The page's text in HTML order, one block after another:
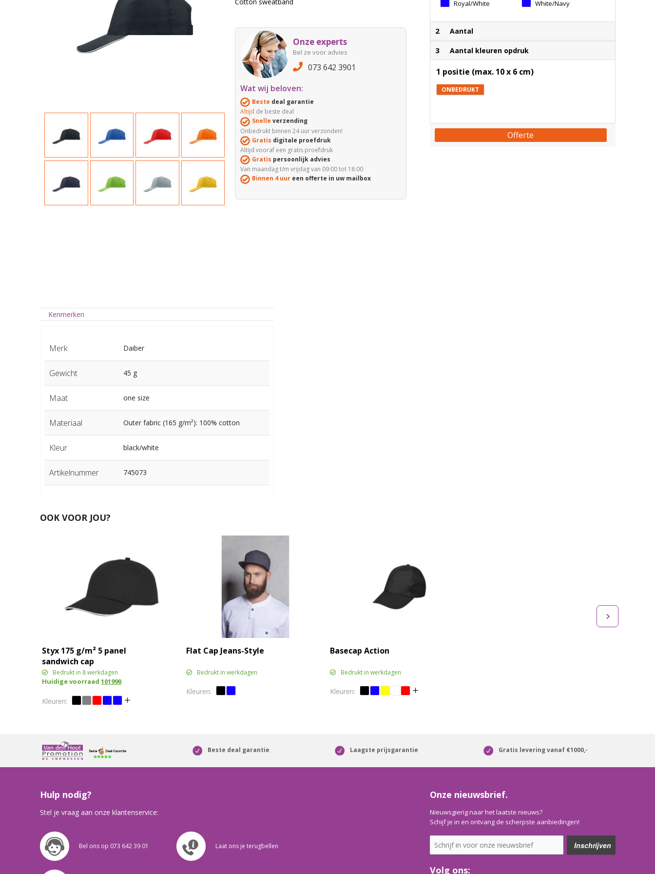
Onze experts
Bel ze voor advies
073 642 3901
Wat wij beloven:
Beste deal garantie
Altijd de beste deal
Snelle verzending
Onbedrukt binnen 24 uur verzonden!
Gratis digitale proefdruk
Altijd vooraf een gratis proefdruk
Gratis persoonlijk advies
Van maandag t/m vrijdag van 09:00 tot 18:00
Binnen 4 uureen offerte in uw mailbox
Royal/white
White/navy
2 Aantal
3 Aantal kleuren opdruk
1 positie (max. 10 x 6 cm)
ONBEDRUKT
Offerte
Kenmerken
Merk Daiber
Gewicht 45 g
Maat one size
Materiaal Outer fabric (165 g/m²): 100% cotton
Kleur black/white
Artikelnummer 745073
OOK VOOR JOU?
Styx 175 g/m² 5 panel
sandwich cap
Bedrukt in 8 werkdagen
Huidige voorraad101990
Flat Cap Jeans-Style
Bedrukt in werkdagen
Basecap Action
Bedrukt in werkdagen
Beste deal garantie Laagste prijsgarantie Gratis levering vanaf €1000,-
Hulp nodig?
Stel je vraag aan onze klantenservice:
Bel ons op 073 642 39 01 Laat ons je terugbellen
Onze nieuwsbrief.
Nieuwsgierig naar het laatste nieuws?
Schijf je in en ontvang de scherpste aanbiedingen!
Volg ons: